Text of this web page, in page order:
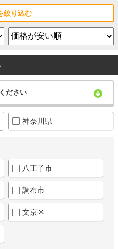
絞り込む
ださい
神奈川県
八王子市
調布市
文京区